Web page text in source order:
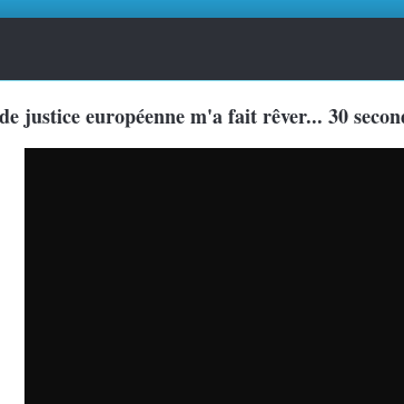
justice européenne m'a fait rêver... 30